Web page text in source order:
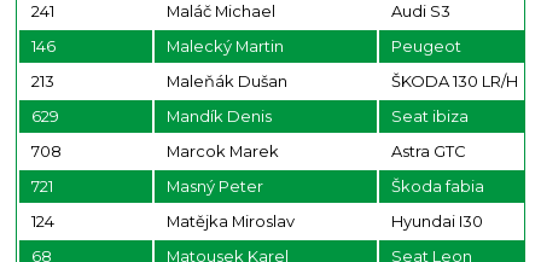
241
Maláč Michael
Audi S3
146
Malecký Martin
Peugeot
213
Maleňák Dušan
ŠKODA 130 LR/H
629
Mandík Denis
Seat ibiza
708
Marcok Marek
Astra GTC
721
Masný Peter
Škoda fabia
124
Matějka Miroslav
Hyundai I30
68
Matousek Karel Seat Leon